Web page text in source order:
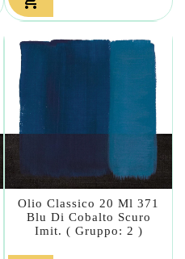
Olio Classico 20 Ml 371
Blu Di Cobalto Scuro
Imit. ( Gruppo: 2 )